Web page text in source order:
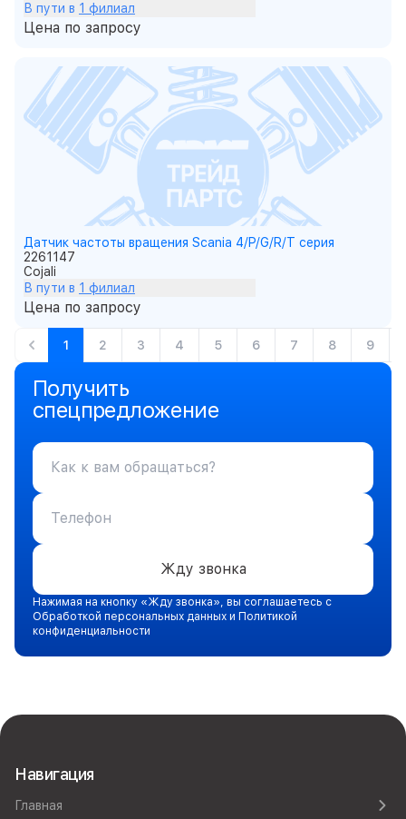
В пути в 1 филиал
Цена по запросу
Датчик частоты вращения Scania 4/P/G/R/T серия
2261147
Cojali
В пути в 1 филиал
Цена по запросу
1 2 3 4 5 6 7 8 9
Получить
спецпредложение
Жду звонка
Нажимая на кнопку «Жду звонка», вы соглашаетесь с
Обработкой персональных данных и Политикой
конфиденциальности
Навигация
Главная